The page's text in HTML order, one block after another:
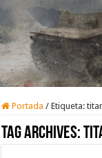
Portada / Etiqueta:
Tag Archives: